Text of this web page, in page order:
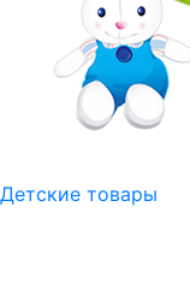
Детские товары